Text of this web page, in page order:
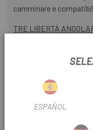
camminare e
TRE LIBERTÀ
Look offre tre opzioni
esigenze specifiche di
Grigio: libertà
Nero: 0° libertà
ESPAÑOL